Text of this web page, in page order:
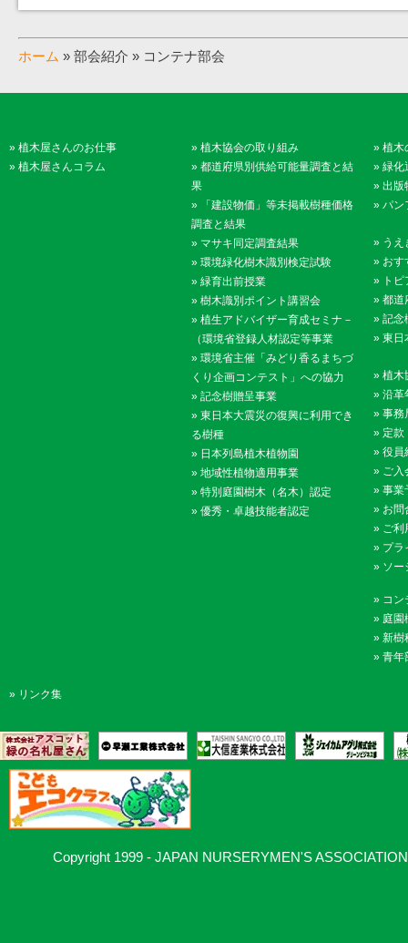
ホーム » 部会紹介 » コンテナ部会
» 植木屋さんのお仕事
» 植木屋さんコラム
» 植木協会の取り組み
» 都道府県別供給可能量調査と結
果
»
「建設物価」等未掲載樹種価格
調査と結果
» マサキ同定調査結果
» 環境緑化樹木識別検定試験
» 緑育出前授業
» 樹木識別ポイント講習会
» 植生アドバイザー育成セミナ－
（環境省登録人材認定等事業
» 環境省主催「みどり香るまちづ
くり企画コンテスト」への協力
» 記念樹贈呈事業
» 東日本大震災の復興に利用でき
る樹種
» 日本列島植木植物園
» 地域性植物適用事業
» 特別庭園樹木（名木）認定
» 優秀・卓越技能者認定
» 植木
» 緑化
» 出版
» パン
» うえ
» おす
» ト
» 都道
» 記念
» 東日
» 植木
» 沿革
» 事務
» 定款
» 役員
» ご入
» 事業
» お問
» ご利
» プラ
» ソー
» コン
» 庭園
» 新樹
» 青年
» リンク集
Copyright 1999 - JAPAN NURSERYMEN'S